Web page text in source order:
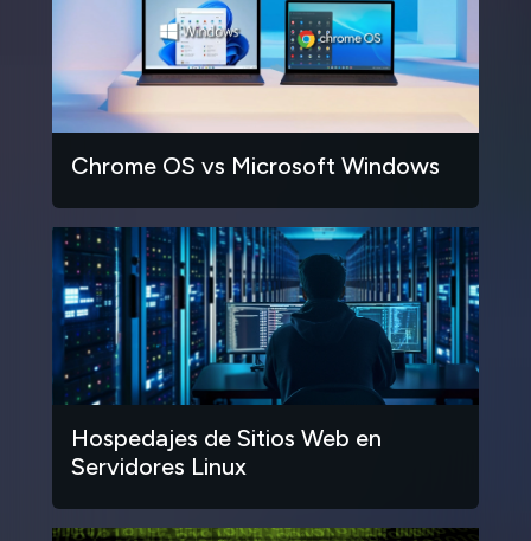
Chrome OS vs Microsoft Windows
Hospedajes de Sitios Web en
Servidores Linux